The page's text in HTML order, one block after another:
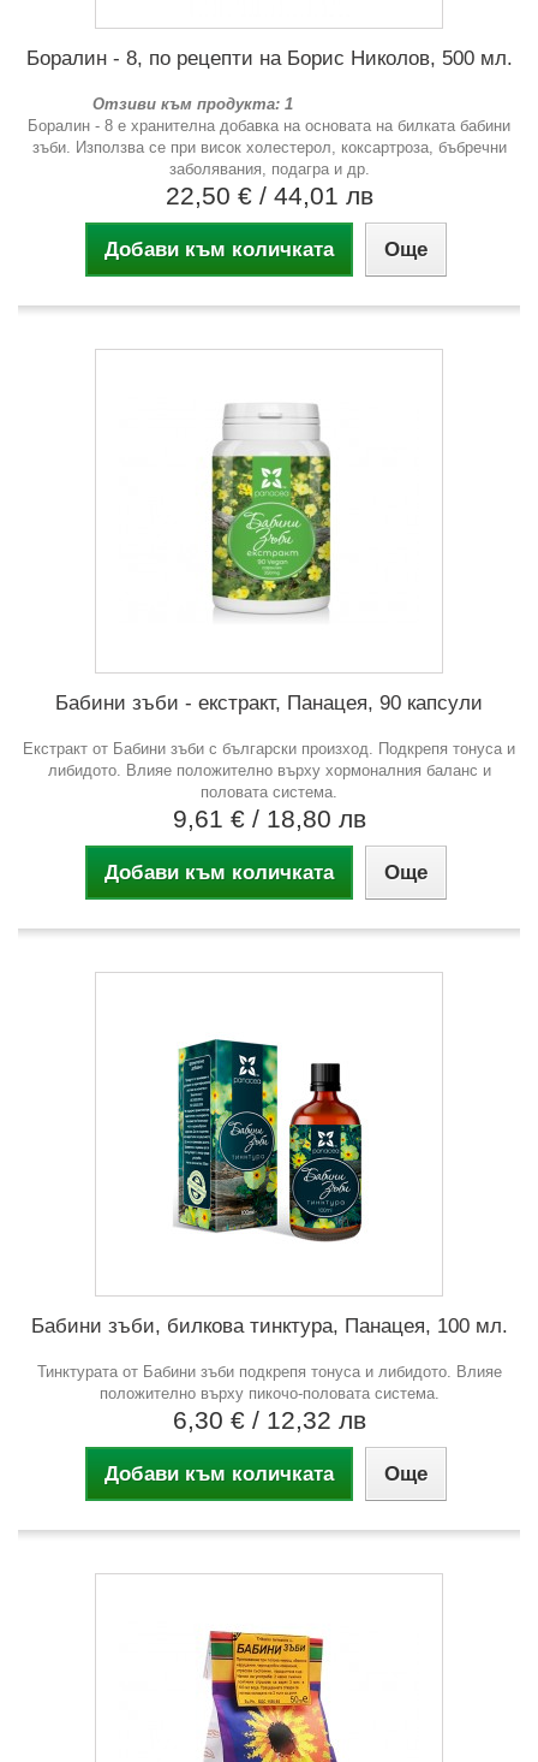
Боралин - 8, по рецепти на Борис Николов, 500 мл.
Отзиви към продукта: 1
Боралин - 8 е хранителна добавка на основата на билката бабини
зъби. Използва се при висок холестерол, коксартроза, бъбречни
заболявания, подагра и др.
22,50 € / 44,01 лв
Добави към количката Още
Бабини зъби - екстракт, Панацея, 90 капсули
Екстракт от Бабини зъби с български произход. Подкрепя тонуса и
либидото. Влияе положително върху хормоналния баланс и
половата система.
9,61 € / 18,80 лв
Добави към количката Още
Бабини зъби, билкова тинктура, Панацея, 100 мл.
Тинктурата от Бабини зъби подкрепя тонуса и либидото. Влияе
положително върху пикочо-половата система.
6,30 € / 12,32 лв
Добави към количката Още